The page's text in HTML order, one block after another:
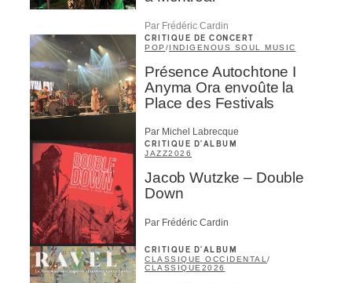
Par Frédéric Cardin
CRITIQUE DE CONCERT
POP /INDIGENOUS SOUL MUSIC
Présence Autochtone I
Anyma Ora envoûte la
Place des Festivals
Par Michel Labrecque
CRITIQUE D'ALBUM
JAZZ2026
Jacob Wutzke – Double
Down
Par Frédéric Cardin
CRITIQUE D'ALBUM
CLASSIQUE OCCIDENTAL/
CLASSIQUE2026